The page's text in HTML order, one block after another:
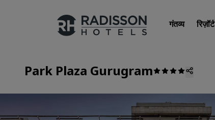
गंतव्य रिज़ॉर्ट
Park Plaza Gurugram